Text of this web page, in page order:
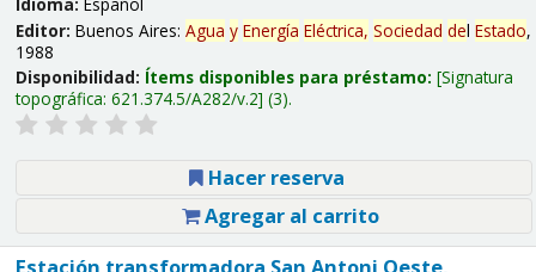
Editor: Buenos Aires: Agua y Energía Eléctrica, Sociedad del Estado,
1988
Disponibilidad: Ítems disponibles para préstamo: Signatura
topográfica: 621.374.5/A282/v.2 (3).
Hacer reserva
Agregar al carrito